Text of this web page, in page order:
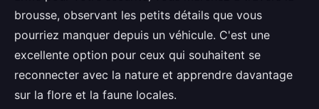
brousse, observant les petits détails que vous
pourriez manquer depuis un véhicule. C'est une
excellente option pour ceux qui souhaitent se
reconnecter avec la nature et apprendre davantage
sur la flore et la faune locales.